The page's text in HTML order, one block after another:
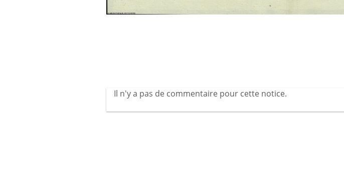
Il n'y a pas de commentaire pour cette notice.